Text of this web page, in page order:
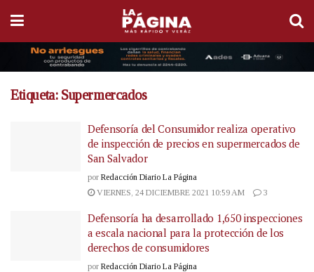
Etiqueta: Supermercados
Defensoría del Consumidor realiza operativo
de inspección de precios en supermercados de
San Salvador
por Redacción Diario La Página
VIERNES, 24 DICIEMBRE 2021 10:59 AM
3
Defensoría ha desarrollado 1,650 inspecciones
a escala nacional para la protección de los
derechos de consumidores
por Redacción Diario La Página